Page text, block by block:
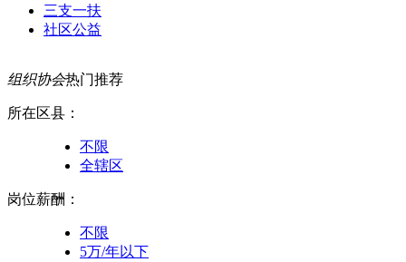
三支一扶
社区公益
组织协会热门推荐
所在区县：
不限
全辖区
岗位薪酬：
不限
5万/年以下